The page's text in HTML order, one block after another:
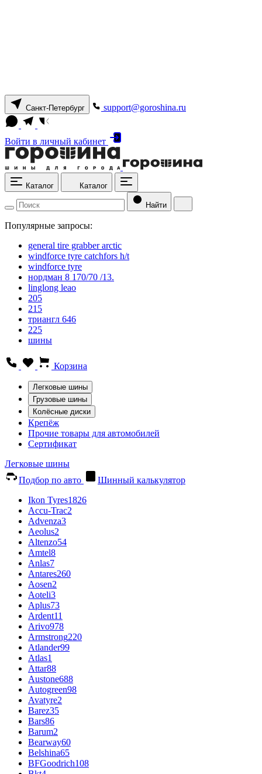
Санкт-Петербург support@goroshina.ru
Войти в личный кабинет
Каталог Каталог
Найти
Популярные запросы:
general tire grabber arctic
windforce tyre catchfors h/t
windforce tyre
нордман 8 170/70 /13.
linglong leao
205
215
триангл 646
225
шины
Корзина
Легковые шины
Грузовые шины
Колёсные диски
Крепёж
Прочие товары для автомобилей
Сертификат
Легковые шины
Подбор по авто
Шинный калькулятор
Ikon Tyres1826
Accu-Trac2
Advenza3
Aeolus2
Altenzo54
Amtel8
Anlas7
Antares260
Aosen2
Aoteli3
Aplus73
Ardent11
Arivo978
Armstrong220
Atlander99
Atlas1
Attar88
Austone688
Autogreen98
Avatyre2
Barez35
Bars86
Barum2
Bearway60
Belshina65
BFGoodrich108